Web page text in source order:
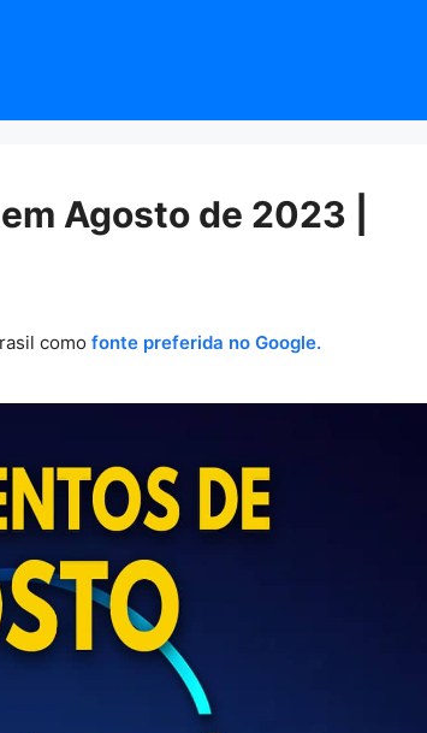
Agosto de 2023 |
como fonte preferida no Google.